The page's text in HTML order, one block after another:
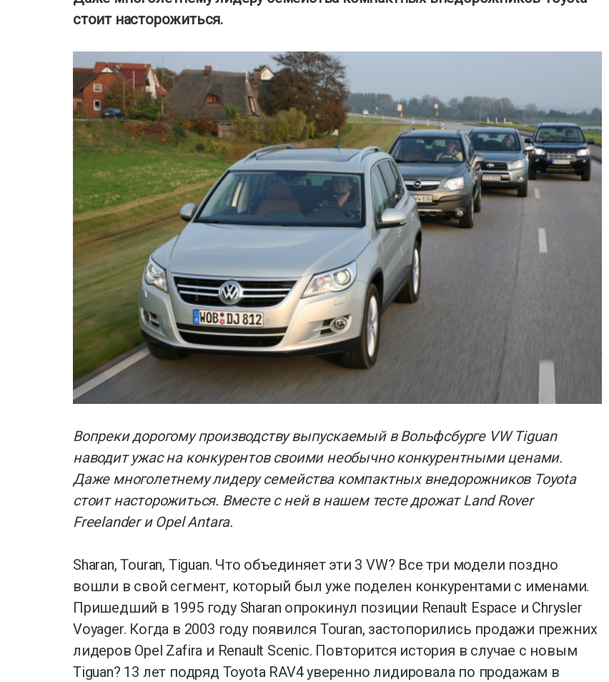
стоит насторожиться.
Вопреки дорогому производству выпускаемый в Вольфсбурге VW Tiguan
наводит ужас на конкурентов своими необычно конкурентными ценами.
Даже многолетнему лидеру семейства компактных внедорожников Toyota
стоит насторожиться. Вместе с ней в нашем тесте дрожат Land Rover
Freelander и Opel Antara.
Sharan, Touran, Tiguan. Что объединяет эти 3 VW? Все три модели поздно
вошли в свой сегмент, который был уже поделен конкурентами с именами.
Пришедший в 1995 году Sharan опрокинул позиции Renault Espace и Chrysler
Voyager. Когда в 2003 году появился Touran, застопорились продажи прежних
лидеров Opel Zafira и Renault Scenic. Повторится история в случае с новым
Tiguan? 13 лет подряд Toyota RAV4 уверенно лидировала по продажам в